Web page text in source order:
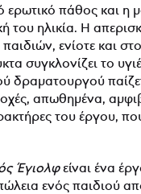
ερωτικό πάθος και η
ηλικία. Η
ενίοτε και
συγκλονίζει το
απωθημένα,
του έργου,
Έγιολφείναι ένα
ενός παιδιού